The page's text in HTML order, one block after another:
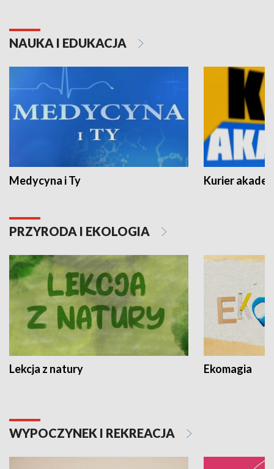
NAUKA I EDUKACJA
Medycyna i Ty Kurier
PRZYRODA I EKOLOGIA
Lekcja z natury Ekomagia
WYPOCZYNEK I REKREACJA